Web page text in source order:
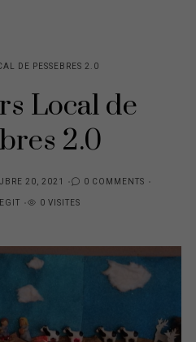
DE PESSEBRES 2.0
Local de
2.0
20, 2021
0 COMMENTS
0 VISITES